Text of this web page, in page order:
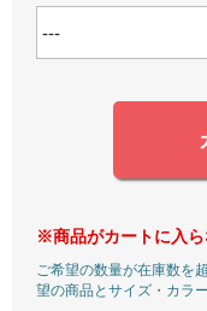
※商品がカートに入
ご希望の数量が在庫数を
望の商品とサイズ・カラ